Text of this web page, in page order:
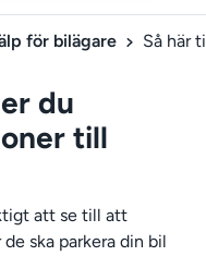
för bilägare Så här
du
till
att se till att
ska parkera din bil